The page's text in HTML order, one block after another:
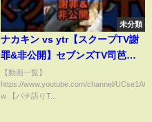
未分類
ナカキン vs ytr【スクープTV謝
罪&非公開】セブンズTV司芭扶
をディスる？寺井一択も謝罪
【動画一覧】
https://www.youtube.com/channel/
w 【パチ語りT...